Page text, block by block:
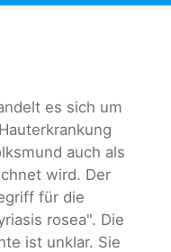
es sich um
auch als
wird. Der
für die
rosea". Die
ist unklar. Sie